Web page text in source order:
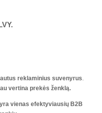
reklaminius suvenyrus.
vertina prekės ženklą.
vienas efektyviausių B2B